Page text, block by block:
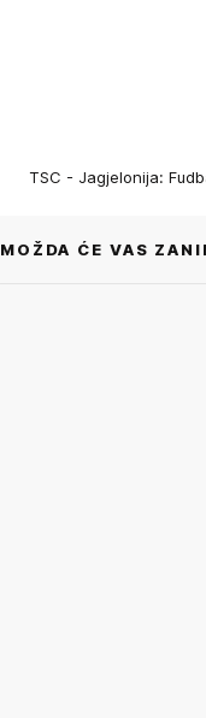
TSC - Jagjelonija:
MOŽDA ĆE VAS